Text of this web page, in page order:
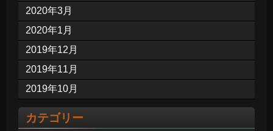
2020年3月
2020年1月
2019年12月
2019年11月
2019年10月
カテゴリー